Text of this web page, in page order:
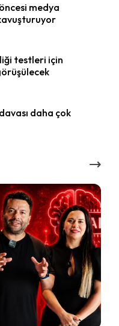
medya
testleri için
davası daha çok